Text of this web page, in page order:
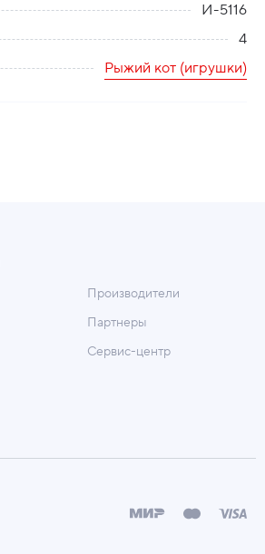
И-5116
4
Рыжий кот (игрушки)
Производители
Партнеры
Сервис-центр